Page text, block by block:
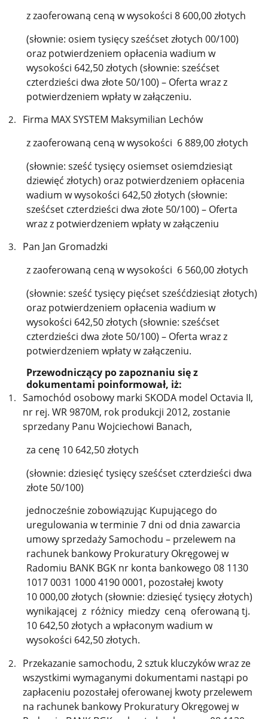
z zaoferowaną ceną w wysokości 8 600,00 złotych
(słownie: osiem tysięcy sześćset złotych 00/100)
oraz potwierdzeniem opłacenia wadium w
wysokości 642,50 złotych (słownie: sześćset
czterdzieści dwa złote 50/100) – Oferta wraz z
potwierdzeniem wpłaty w załączeniu.
Firma MAX SYSTEM Maksymilian Lechów
z zaoferowaną ceną w wysokości 6 889,00 złotych
(słownie: sześć tysięcy osiemset osiemdziesiąt
dziewięć złotych) oraz potwierdzeniem opłacenia
wadium w wysokości 642,50 złotych (słownie:
sześćset czterdzieści dwa złote 50/100) – Oferta
wraz z potwierdzeniem wpłaty w załączeniu
Pan Jan Gromadzki
z zaoferowaną ceną w wysokości 6 560,00 złotych
(słownie: sześć tysięcy pięćset sześćdziesiąt złotych)
oraz potwierdzeniem opłacenia wadium w
wysokości 642,50 złotych (słownie: sześćset
czterdzieści dwa złote 50/100) – Oferta wraz z
potwierdzeniem wpłaty w załączeniu.
Przewodniczący po zapoznaniu się z
dokumentami poinformował, iż:
Samochód osobowy marki SKODA model Octavia II,
nr rej. WR 9870M, rok produkcji 2012, zostanie
sprzedany Panu Wojciechowi Banach,
za cenę 10 642,50 złotych
(słownie: dziesięć tysięcy sześćset czterdzieści dwa
złote 50/100)
jednocześnie zobowiązując Kupującego do
uregulowania w terminie 7 dni od dnia zawarcia
umowy sprzedaży Samochodu – przelewem na
rachunek bankowy Prokuratury Okręgowej w
Radomiu BANK BGK nr konta bankowego 08 1130
1017 0031 1000 4190 0001, pozostałej kwoty
10 000,00 złotych (słownie: dziesięć tysięcy złotych)
wynikającej z różnicy miedzy ceną oferowaną tj.
10 642,50 złotych a wpłaconym wadium w
wysokości 642,50 złotych.
Przekazanie samochodu, 2 sztuk kluczyków wraz ze
wszystkimi wymaganymi dokumentami nastąpi po
zapłaceniu pozostałej oferowanej kwoty przelewem
na rachunek bankowy Prokuratury Okręgowej w